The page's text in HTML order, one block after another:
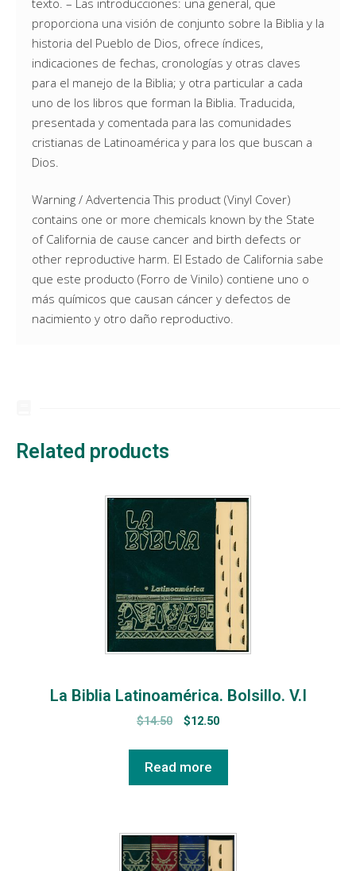
proporciona una visión de conjunto sobre la Biblia y la
historia del Pueblo de Dios, ofrece índices,
indicaciones de fechas, cronologías y otras claves
para el manejo de la Biblia; y otra particular a cada
uno de los libros que forman la Biblia. Traducida,
presentada y comentada para las comunidades
cristianas de Latinoamérica y para los que buscan a
Dios.
Warning / Advertencia This product (Vinyl Cover)
contains one or more chemicals known by the State
of California de cause cancer and birth defects or
other reproductive harm. El Estado de California sabe
que este producto (Forro de Vinilo) contiene uno o
más químicos que causan cáncer y defectos de
nacimiento y otro daño reproductivo.
Related products
La Biblia Latinoamérica. Bolsillo. V.I
$14.50 $12.50
Read more